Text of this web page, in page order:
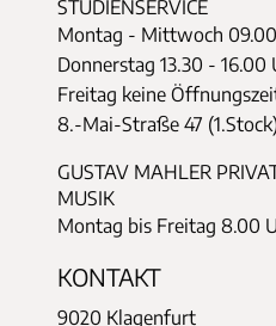
STUDIENSERVICE
Montag - Mittwoch
Donnerstag 13.30 - 16.00
Freitag keine
8.-Mai-Straße 47
GUSTAV MAHLER
MUSIK
Montag bis Freitag 8.00
KONTAKT
9020 Klagenfurt